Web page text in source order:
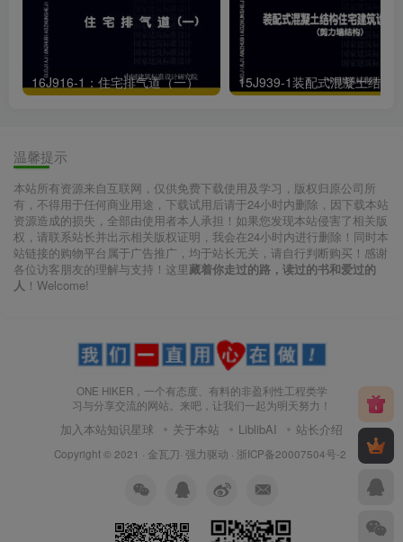
16J916-1：住宅排气道（一）
温馨提示
本站所有资源来自互联网，仅供免费下载使用及学习，版权归原公司所
有，不得用于任何商业用途，下载试用后请于24小时内删除，因下载本站
资源造成的损失，全部由使用者本人承担！如果您发现本站侵害了相关版
权，请联系站长并出示相关版权证明，我会在24小时内进行删除！同时本
站链接的购物平台属于广告推广，均于站长无关，请自行判断购买！感谢
各位访客朋友的理解与支持！这里藏着你走过的路，读过的书和爱过的
人 ！Welcome!
ONE HIKER，一个有态度、有料的非盈利性工程类学
习与分享交流的网站。来吧，让我们一起为明天努力！
加入本站知识星球 关于本站 LiblibAI 站长介绍
Copyright © 2021 · 金瓦刀· 强力驱动 · 浙ICP备20007504号-2